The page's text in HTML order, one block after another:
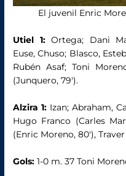
El juvenil Enric
Utiel 1:Ortega; Dani
Euse, Chuso; Blasco,
Rubén Asaf; Toni
(Junquero, 79′).
Alzira 1: Izan; Abraham,
Hugo Franco (Carles
(Enric Moreno, 80′),
Gols: 1-0 m. 37 Toni